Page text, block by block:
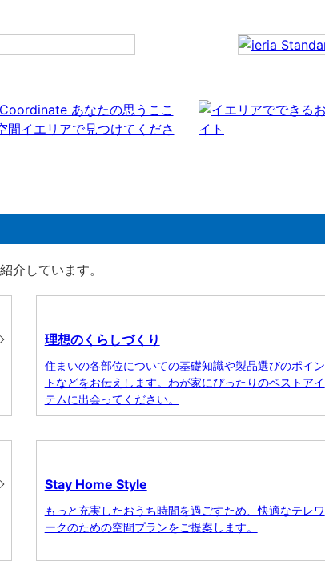
介しています。
理想のくらしづくり
住まいの各部位についての基礎知識や製品選びのポイン
トなどをお伝えします。わが家にぴったりのベストアイ
テムに出会ってください。
Stay Home Style
もっと充実したおうち時間を過ごすため、快適なテレワ
ークのための空間プランをご提案します。